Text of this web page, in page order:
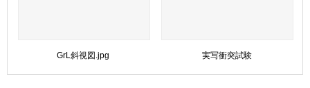
GrL斜視図.jpg 実写衝突試験